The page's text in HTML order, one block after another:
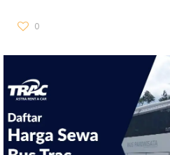
0